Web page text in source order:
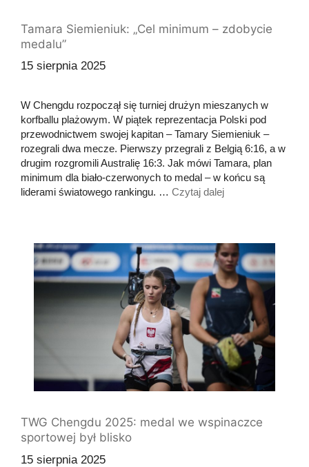
Tamara Siemieniuk: „Cel minimum – zdobycie
medalu”
15 sierpnia 2025
W Chengdu rozpoczął się turniej drużyn mieszanych w
korfballu plażowym. W piątek reprezentacja Polski pod
przewodnictwem swojej kapitan – Tamary Siemieniuk –
rozegrali dwa mecze. Pierwszy przegrali z Belgią 6:16, a w
drugim rozgromili Australię 16:3. Jak mówi Tamara, plan
minimum dla biało-czerwonych to medal – w końcu są
liderami światowego rankingu. … Czytaj dalej
TWG Chengdu 2025: medal we wspinaczce
sportowej był blisko
15 sierpnia 2025